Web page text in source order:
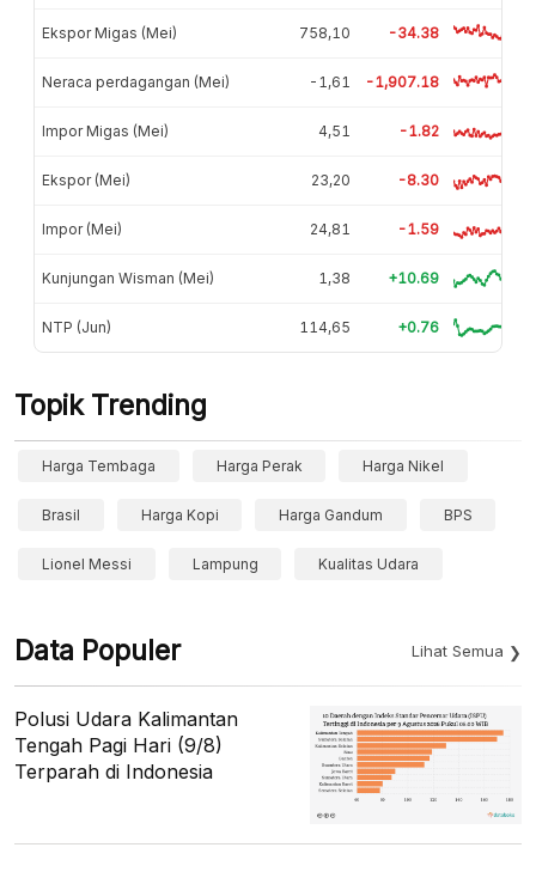
Ekspor Migas (Mei) 758,10 -34.38
Neraca perdagangan (Mei) -1,61 -1,907.18
Impor Migas (Mei) 4,51 -1.82
Ekspor (Mei) 23,20 -8.30
Impor (Mei) 24,81 -1.59
Kunjungan Wisman (Mei) 1,38 +10.69
NTP (Jun) 114,65 +0.76
Topik Trending
Harga Tembaga Harga Perak Harga Nikel
Brasil Harga Kopi Harga Gandum BPS
Lionel Messi Lampung Kualitas Udara
Data Populer Lihat Semua
Polusi Udara Kalimantan
Tengah Pagi Hari (9/8)
Terparah di Indonesia